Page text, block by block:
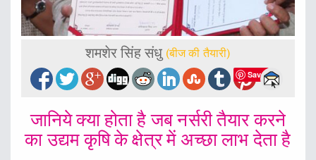
शमशेर सिंह संधु (बीज की तैयारी)
Save
जानिये क्या होता है जब नर्सरी तैयार करने
का उद्यम कृषि के क्षेत्र में अच्छा लाभ देता है